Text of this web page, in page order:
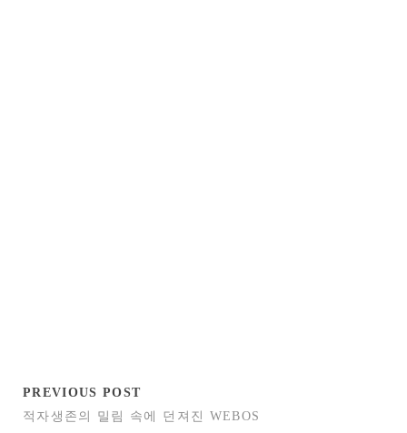
PREVIOUS POST
적자생존의 밀림 속에 던져진 WEBOS